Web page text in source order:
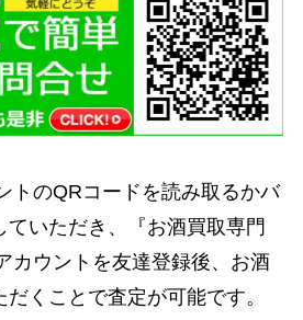
トのQRコードを読み取るかバ
いただき、『お酒買取専門
カウントを友達登録後、お酒
くことで査定が可能です。